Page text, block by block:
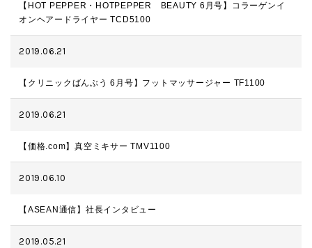
【HOT PEPPER・HOTPEPPER BEAUTY 6月号】コラーゲンイ
オンヘアードライヤー TCD5100
2019.06.21
【クリニックばんぶう 6月号】フットマッサージャー TF1100
2019.06.21
【価格.com】真空ミキサー TMV1100
2019.06.10
【ASEAN通信】社長インタビュー
2019.05.21